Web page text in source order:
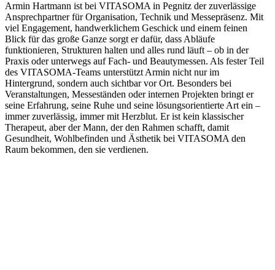
Armin Hartmann ist bei VITASOMA in Pegnitz der zuverlässige
Ansprechpartner für Organisation, Technik und Messepräsenz. Mit
viel Engagement, handwerklichem Geschick und einem feinen
Blick für das große Ganze sorgt er dafür, dass Abläufe
funktionieren, Strukturen halten und alles rund läuft – ob in der
Praxis oder unterwegs auf Fach- und Beautymessen. Als fester Teil
des VITASOMA-Teams unterstützt Armin nicht nur im
Hintergrund, sondern auch sichtbar vor Ort. Besonders bei
Veranstaltungen, Messeständen oder internen Projekten bringt er
seine Erfahrung, seine Ruhe und seine lösungsorientierte Art ein –
immer zuverlässig, immer mit Herzblut. Er ist kein klassischer
Therapeut, aber der Mann, der den Rahmen schafft, damit
Gesundheit, Wohlbefinden und Ästhetik bei VITASOMA den
Raum bekommen, den sie verdienen.